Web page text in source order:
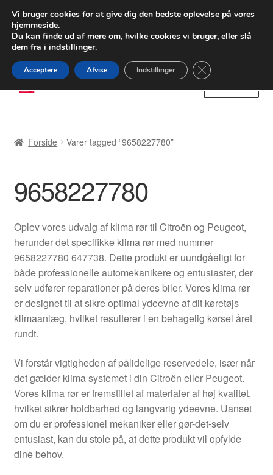
LEVERING fra 55 kr.
FEDEX verdensomspændende forsendelse
80 82 72 02
Spring
til
Spring
til
Betalinger
Kasse
Klageprocedure
Kontakte
Kurv
Min Konto
Om os
Privatlivspolitik
Forside Varer tagged “9658227780”
9658227780
Oplev vores udvalg af klima rør til Citroën og Peugeot,
herunder det specifikke klima rør med nummer
9658227780 647738. Dette produkt er uundgåeligt for
både professionelle automekanikere og entusiaster, der
selv udfører reparationer på deres biler. Vores klima rør
er designet til at sikre optimal ydeevne af dit køretøjs
klimaanlæg, hvilket resulterer i en behagelig kørsel året
rundt.
Vi forstår vigtigheden af pålidelige reservedele, især når
det gælder klima systemet i din Citroën eller Peugeot.
Vores klima rør er fremstillet af materialer af høj kvalitet,
hvilket sikrer holdbarhed og langvarig ydeevne. Uanset
om du er professionel mekaniker eller gør-det-selv
entusiast, kan du stole på, at dette produkt vil opfylde
dine behov.
Vi bruger cookies for at give dig den bedste oplevelse på vores
hjemmeside.
Du kan finde ud af mere om, hvilke cookies vi bruger, eller slå
dem fra i indstillinger.
Acceptere Afvise Indstillinger Close GDPR